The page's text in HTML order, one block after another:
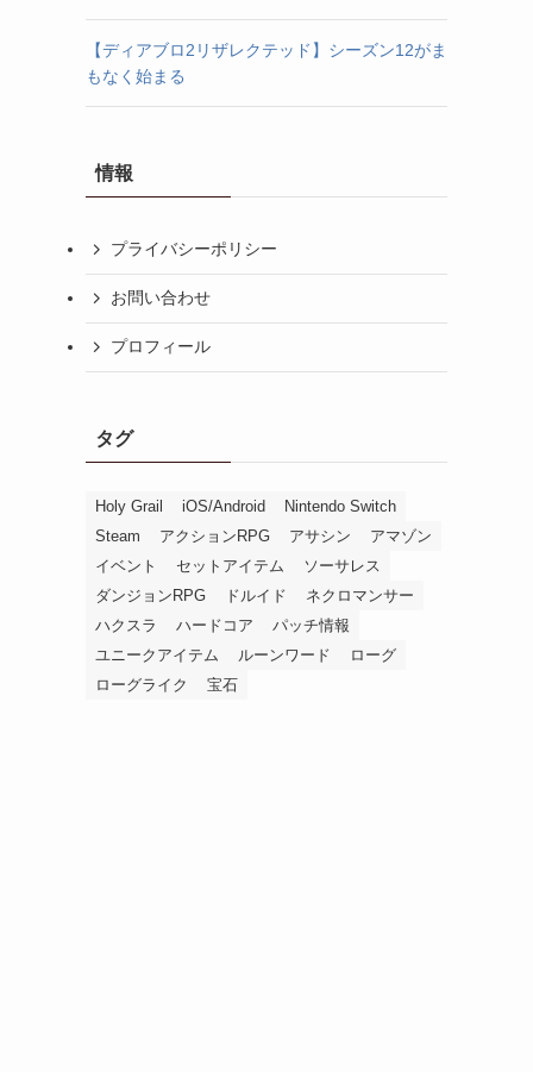
【ディアブロ2リザレクテッド】シーズン12がま
もなく始まる
情報
プライバシーポリシー
お問い合わせ
プロフィール
タグ
Holy Grail iOS/Android
Nintendo Switch
Steam
アクションRPG アサシン
アマゾン
イベント
セットアイテム
ソーサレス
ダンジョンRPG
ドルイド
ネクロマンサー
ハクスラ
ハードコア
パッチ情報
ユニークアイテム
ルーンワード
ローグ
ローグライク
宝石